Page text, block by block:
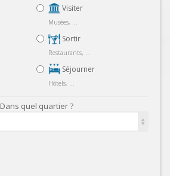
Visiter
Musées, ...
Sortir
Restaurants, ...
Séjourner
Hôtels, ...
Dans quel quartier ?